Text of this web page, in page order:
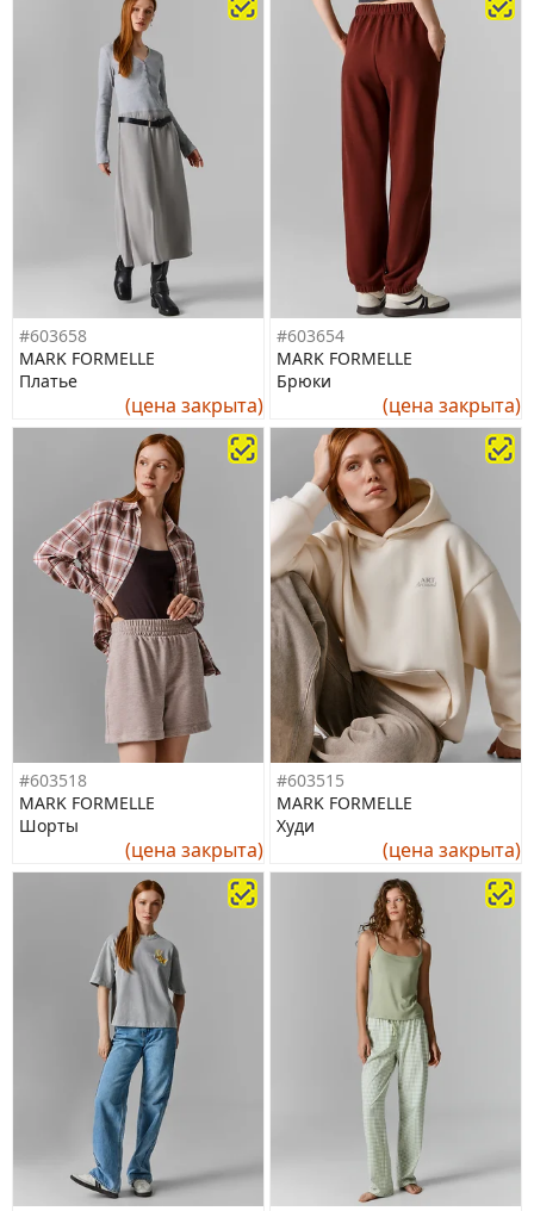
#603658
MARK FORMELLE
Платье
(цена закрыта)
#603654
MARK FORMELLE
Брюки
(цена закрыта)
#603518
MARK FORMELLE
Шорты
(цена закрыта)
#603515
MARK FORMELLE
Худи
(цена закрыта)